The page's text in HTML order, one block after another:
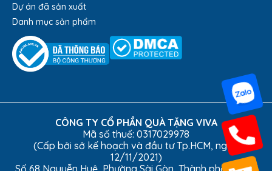
Dự án đã sản xuất
Danh mục sản phẩm
CÔNG TY CỔ PHẦN QUÀ TẶNG VIVA
Mã số thuế: 0317029978
(Cấp bởi sở kế hoạch và đầu tư Tp.HCM, ngày
12/11/2021)